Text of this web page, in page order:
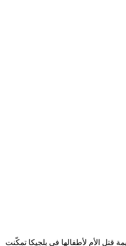
قتل الأم لأطفالها في بلجيكا تمكّنت